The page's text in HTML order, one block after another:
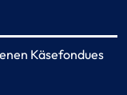
Käsefondues